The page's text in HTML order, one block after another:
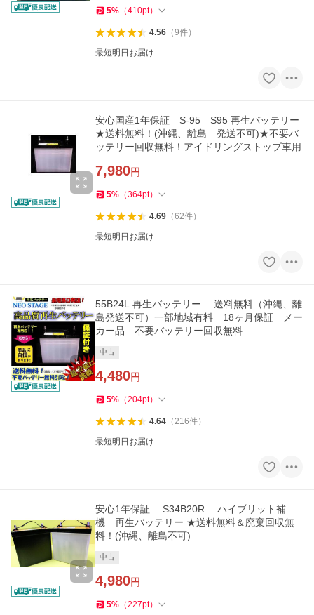
5% （410pt）
4.56（9件）
最短明日お届け
安心国産1年保証 S-95 S95 再生バッテリー
★送料無料！(沖縄、離島 発送不可)★不要バ
ッテリー回収無料！アイドリングストップ車用
7,980円
5% （364pt）
4.69（62件）
最短明日お届け
55B24L 再生バッテリー 送料無料（沖縄、離
島発送不可）一部地域有料 18ヶ月保証 メー
カー品 不要バッテリー回収無料
中古
4,480円
5% （204pt）
4.64（216件）
最短明日お届け
安心1年保証 S34B20R ハイブリット補
機 再生バッテリー ★送料無料＆廃棄回収無
料！(沖縄、離島不可)
中古
4,980円
5% （227pt）